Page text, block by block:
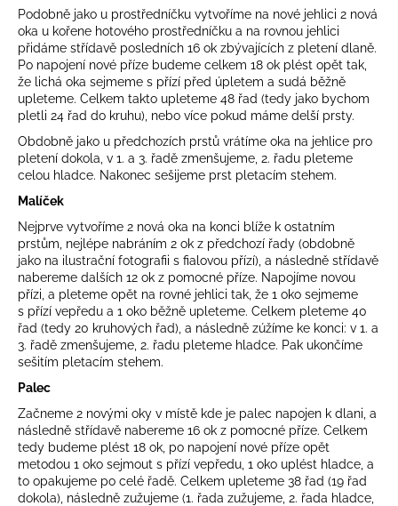
Podobně jako u prostředníčku vytvoříme na nové jehlici 2 nová
oka u kořene hotového prostředníčku a na rovnou jehlici
přidáme střídavě posledních 16 ok zbývajících z pletení dlaně.
Po napojení nové příze budeme celkem 18 ok plést opět tak,
že lichá oka sejmeme s přízí před úpletem a sudá běžně
upleteme. Celkem takto upleteme 48 řad (tedy jako bychom
pletli 24 řad do kruhu), nebo více pokud máme delší prsty.
Obdobně jako u předchozích prstů vrátíme oka na jehlice pro
pletení dokola, v 1. a 3. řadě zmenšujeme, 2. řadu pleteme
celou hladce. Nakonec sešijeme prst pletacím stehem.
Malíček
Nejprve vytvoříme 2 nová oka na konci blíže k ostatním
prstům, nejlépe nabráním 2 ok z předchozí řady (obdobně
jako na ilustrační fotografii s fialovou přízí), a následně střídavě
nabereme dalších 12 ok z pomocné příze. Napojíme novou
přízi, a pleteme opět na rovné jehlici tak, že 1 oko sejmeme
s přízí vepředu a 1 oko běžně upleteme. Celkem pleteme 40
řad (tedy 20 kruhových řad), a následně zúžíme ke konci: v 1. a
3. řadě zmenšujeme, 2. řadu pleteme hladce. Pak ukončíme
sešitím pletacím stehem.
Palec
Začneme 2 novými oky v místě kde je palec napojen k dlani, a
následně střídavě nabereme 16 ok z pomocné příze. Celkem
tedy budeme plést 18 ok, po napojení nové příze opět
metodou 1 oko sejmout s přízí vepředu, 1 oko uplést hladce, a
to opakujeme po celé řadě. Celkem upleteme 38 řad (19 řad
dokola), následně zužujeme (1. řada zužujeme, 2. řada hladce,